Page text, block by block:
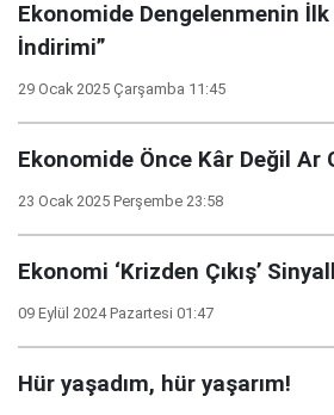
Ekonomide Dengelenmenin
İndirimi”
29 Ocak 2025 Çarşamba 11:45
Ekonomide Önce Kâr Değil Ar
23 Ocak 2025 Perşembe 23:58
Ekonomi ‘Krizden Çıkış’
09 Eylül 2024 Pazartesi 01:47
Hür yaşadım, hür yaşarım!